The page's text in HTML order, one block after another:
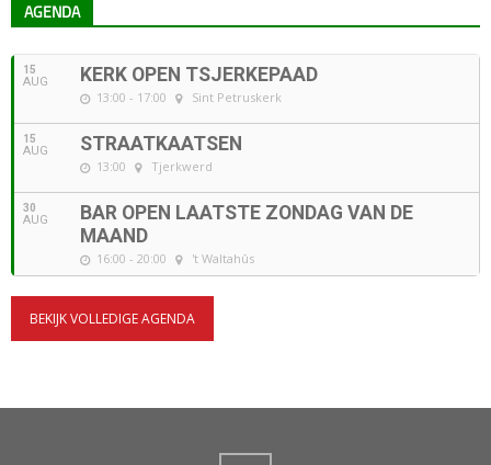
AGENDA
15
AUG KERK OPEN TSJERKEPAAD
13:00 - 17:00 Sint Petruskerk
15
AUG STRAATKAATSEN
13:00 Tjerkwerd
30
AUG
BAR OPEN LAATSTE ZONDAG VAN DE
MAAND
16:00 - 20:00 't Waltahûs
BEKIJK VOLLEDIGE AGENDA